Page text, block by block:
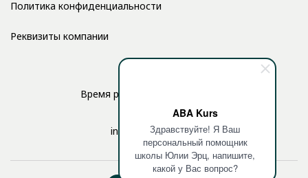
ABA Kurs
Здравствуйте! Я Ваш
персональный помощник
школы Юлии Эрц, напишите,
какой у Вас вопрос?
Политика конфиденциальности
Реквизиты компании
Время работы: с 10:00 до 17:00
info@aba-kurs.com